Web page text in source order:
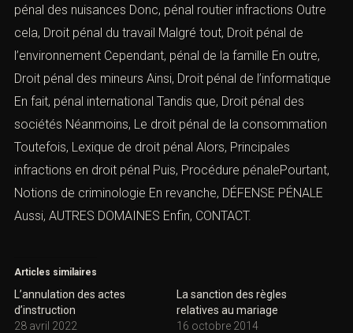
pénal des nuisances Donc, pénal routier infractions Outre
cela, Droit pénal du travail Malgré tout, Droit pénal de
l’environnement Cependant, pénal de la famille En outre,
Droit pénal des mineurs Ainsi, Droit pénal de l’informatique
En fait, pénal international Tandis que, Droit pénal des
sociétés Néanmoins, Le droit pénal de la consommation
Toutefois, Lexique de droit pénal Alors, Principales
infractions en droit péna Puis, Procédure pénalePourtant,
Notions de criminologie En revanche, DÉFENSE PÉNALE
Aussi, AUTRES DOMAINES Enfin, CONTACT.
Articles similaires
L’annulation des actes
d’instruction
28 avril 2022
La sanction des règles
relatives au mariage
16 octobre 2014